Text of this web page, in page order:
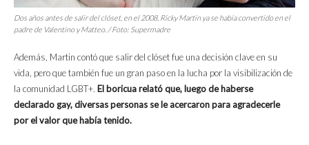
Dos años antes de salir del clóset, en el 2008, Ricky Martin ya se había convertido en el
padre de Valentino y Matteo. / Foto: Supermadre
Además, Martin contó que salir del clóset fue una decisión clave en su
vida, pero que también fue un gran paso en la lucha por la visibilización de
la comunidad LGBT+. El boricua relató que, luego de haberse
declarado gay, diversas personas se le acercaron para agradecerle
por el valor que había tenido.